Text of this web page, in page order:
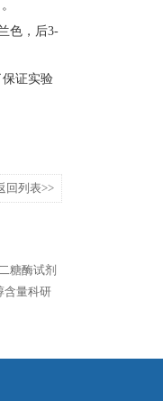
色，后3-
证实验
回列表>>
糖酶试剂
含量科研